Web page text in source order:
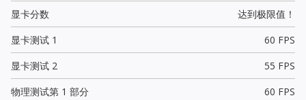
显卡分数
达到极限值！
显卡测试 1
60 FPS
显卡测试 2
55 FPS
物理测试第 1 部分
60 FPS